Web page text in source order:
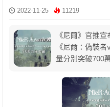
2022-11-25 11219
《尼爾》官推
《尼爾：偽裝
量分別突破700